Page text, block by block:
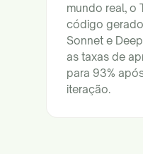
mundo real, o
código
Sonnet e
as taxas de
para 93%
iteração.